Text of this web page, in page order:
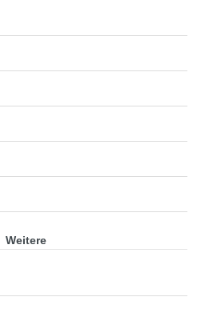
Weitere